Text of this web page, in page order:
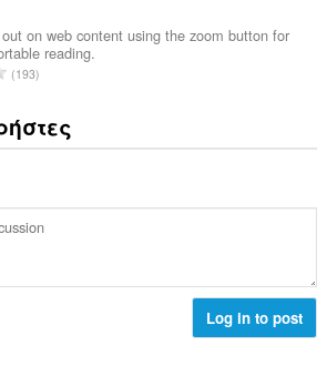
ω
ν
:
ο
γ
ή
ε
ω
θ
μ
ο
ο
γ
ε
:
ο
λ
ο
α
θ
λ
ο
on web content using the zoom button for
reading.
Σ
ο
β
α
ο
193
Log in to post